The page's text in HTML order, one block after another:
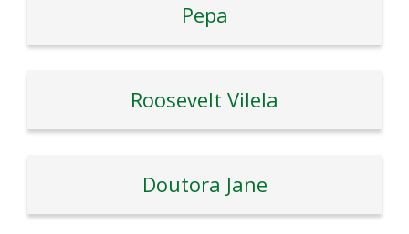
Pepa
Roosevelt Vilela
Doutora Jane